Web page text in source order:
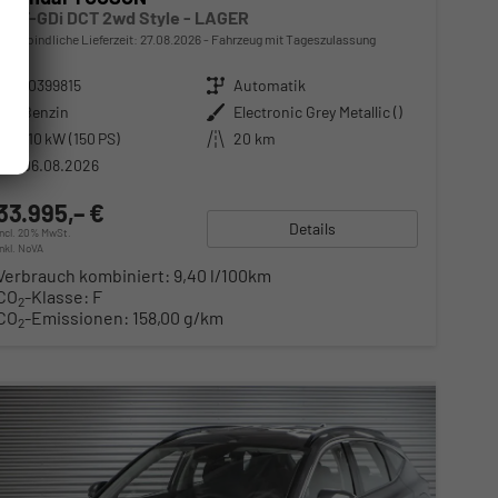
1,6 T-GDi DCT 2wd Style - LAGER
unverbindliche Lieferzeit: 27.08.2026 Fahrzeug mit Tageszulassung
10399815 Getriebe Automatik
Benzin Außenfarbe Electronic Grey Metallic ()
110 kW (150 PS) Kilometerstand 20 km
06.08.2026
€
20% MwSt.
NoVA
Details
kombiniert: 9,40 l/100km
2-Klasse: F
2-Emissionen: 158,00 g/km